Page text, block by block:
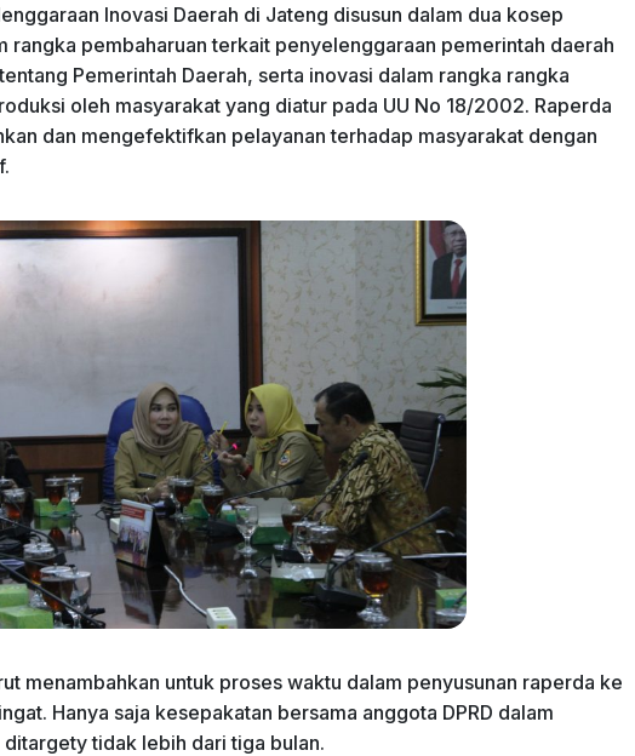
Inovasi Daerah di Jateng disusun dalam dua kosep
rangka pembaharuan terkait penyelenggaraan pemerintah daerah
Pemerintah Daerah, serta inovasi dalam rangka rangka
oleh masyarakat yang diatur pada UU No 18/2002. Raperda
dan mengefektifkan pelayanan terhadap masyarakat dengan
menambahkan untuk proses waktu dalam penyusunan raperda ke
Hanya saja kesepakatan bersama anggota DPRD dalam
tidak lebih dari tiga bulan.